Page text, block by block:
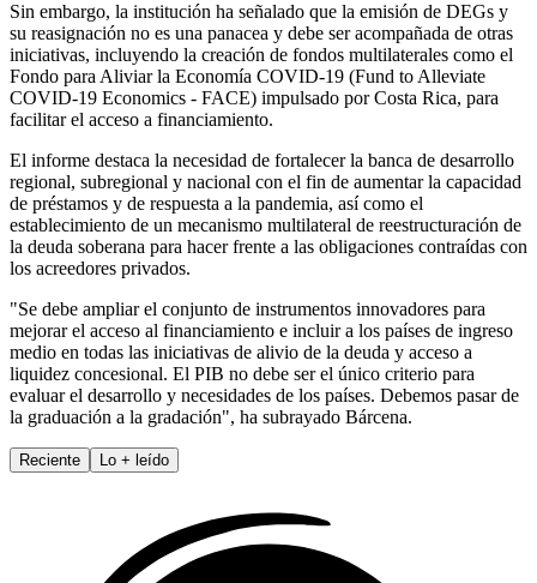
Sin embargo, la institución ha señalado que la emisión de DEGs y
su reasignación no es una panacea y debe ser acompañada de otras
iniciativas, incluyendo la creación de fondos multilaterales como el
Fondo para Aliviar la Economía COVID-19 (Fund to Alleviate
COVID-19 Economics - FACE) impulsado por Costa Rica, para
facilitar el acceso a financiamiento.
El informe destaca la necesidad de fortalecer la banca de desarrollo
regional, subregional y nacional con el fin de aumentar la capacidad
de préstamos y de respuesta a la pandemia, así como el
establecimiento de un mecanismo multilateral de reestructuración de
la deuda soberana para hacer frente a las obligaciones contraídas con
los acreedores privados.
"Se debe ampliar el conjunto de instrumentos innovadores para
mejorar el acceso al financiamiento e incluir a los países de ingreso
medio en todas las iniciativas de alivio de la deuda y acceso a
liquidez concesional. El PIB no debe ser el único criterio para
evaluar el desarrollo y necesidades de los países. Debemos pasar de
la graduación a la gradación", ha subrayado Bárcena.
Reciente Lo + leído